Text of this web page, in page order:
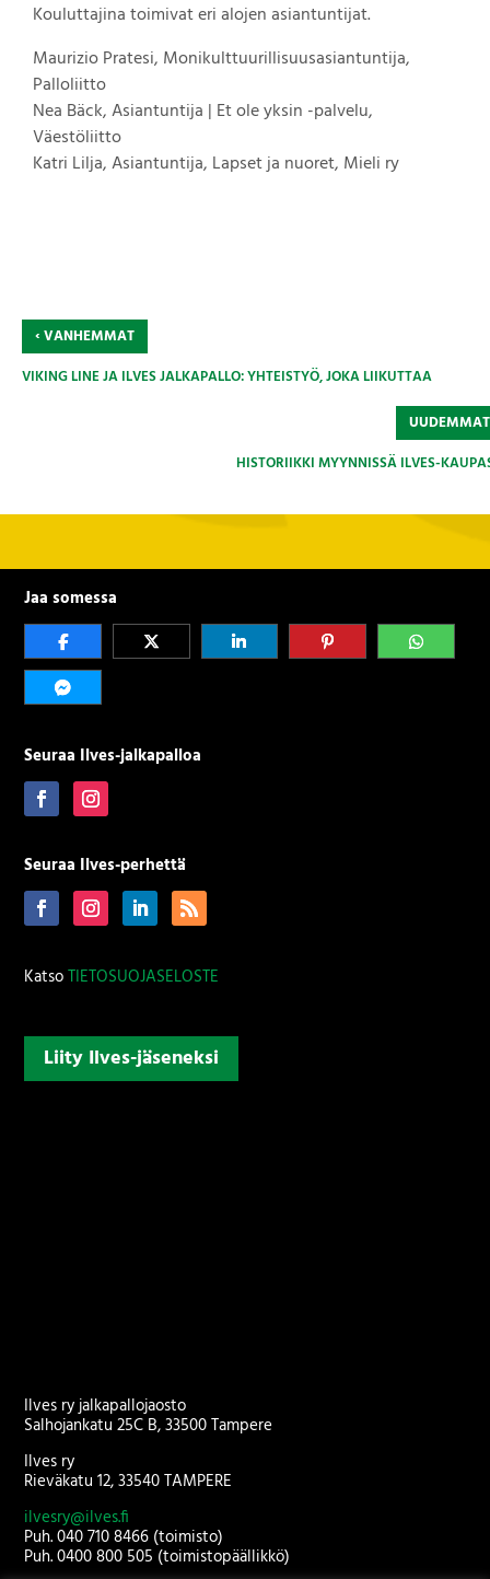
Kouluttajina toimivat eri alojen asiantuntijat.
Maurizio Pratesi, Monikulttuurillisuusasiantuntija,
Palloliitto
Nea Bäck, Asiantuntija | Et ole yksin -palvelu,
Väestöliitto
Katri Lilja, Asiantuntija, Lapset ja nuoret, Mieli ry
‹VANHEMMAT
VIKING LINE JA ILVES JALKAPALLO: YHTEISTYÖ, JOKA LIIKUTTAA
HISTORIIKKI MYYNNISSÄ ILVES-
Jaa somessa
Seuraa Ilves-jalkapalloa
Seuraa Ilves-perhettä
KatsoTIETOSUOJASELOSTE
Liity Ilves-jäseneksi
Ilves ry jalkapallojaosto
Salhojankatu 25C B, 33500 Tampere
Ilves ry
Rieväkatu 12, 33540 TAMPERE
ilvesry@ilves.fi
Puh. 040 710 8466 (toimisto)
Puh. 0400 800 505 (toimistopäällikkö)